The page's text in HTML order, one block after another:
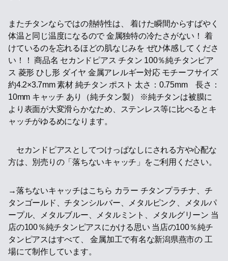
またチタンならではの熱特性は、 着けた瞬間からすばやく
体温と同じ温度になるので 金属独特の冷たさがない！ 着
けているのを忘れるほどの肌なじみを ぜひ体感してくださ
い！！ 商品名 セカンドピアス チタン 100％純チタンピア
ス 菱形 ひし形 ダイヤ 金属アレルギー対応 モチーフサイズ
約4.2×3.7mm 素材 純チタン ポスト 太さ：0.75mm 長さ：
10mm キャッチ あり（純チタン製） ※純チタンは被膜に
より表面が大変滑らかなため、ステンレス等に比べるとキ
ャッチがゆるめになります。
セカンドピアスとしてつけっぱなしにされる方や心配な
方は、別売りの「落ちないキャッチ」をご利用ください。
→落ちないキャッチはこちら カラー チタンプラチナ、チ
タンゴールド、チタンシルバー、メタルピンク、メタルパ
ープル、メタルブルー、メタルミント、メタルグリーン 当
店の100％純チタンピアスにかける思い 当店の100％純チ
タンピアスはすべて、 金属加工で有名な新潟県燕市の 工
場にて制作しています。